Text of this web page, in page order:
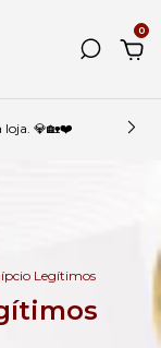
0
loja. 💎🏡❤️
Legítimos